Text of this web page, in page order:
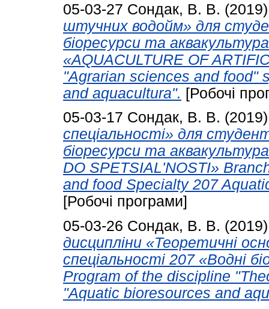
05-03-27 Сондак, В. В.
штучних водойм» для
біоресурси та
«AQUACULTURE OF
"Agrarian sciences and food"
and aquacultura". [Робочі
05-03-17 Сондак, В. В.
спеціальності» для
біоресурси та
DO SPETSIALʹNOSTI»
and food Specialty 207
[Робочі програми]
05-03-26 Сондак, В. В.
дисципліни «Теоретичні
спеціальності 207 «Водні
Program of the discipline
"Aquatic bioresources and